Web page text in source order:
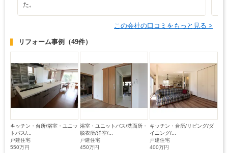
た。
この会社の口コミをもっと見る >
リフォーム事例 （49件）
キッチン・台所/浴室・ユニッ
トバス/...
戸建住宅
550万円
浴室・ユニットバス/洗面所・
脱衣所/洋室/...
戸建住宅
450万円
キッチン・台所/リビング/ダ
イニング/...
戸建住宅
400万円